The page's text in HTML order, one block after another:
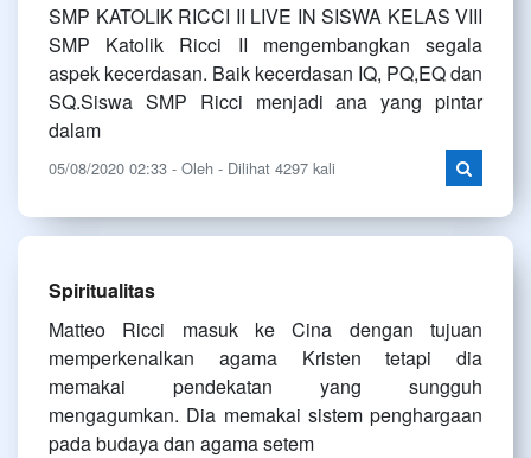
SMP KATOLIK RICCI II LIVE IN SISWA KELAS VIII
SMP Katolik Ricci II mengembangkan segala
aspek kecerdasan. Baik kecerdasan IQ, PQ,EQ dan
SQ.Siswa SMP Ricci menjadi ana yang pintar
dalam
05/08/2020 02:33 - Oleh - Dilihat 4297 kali
Spiritualitas
Matteo Ricci masuk ke Cina dengan tujuan
memperkenalkan agama Kristen tetapi dia
memakai pendekatan yang sungguh
mengagumkan. Dia memakai sistem penghargaan
pada budaya dan agama setem